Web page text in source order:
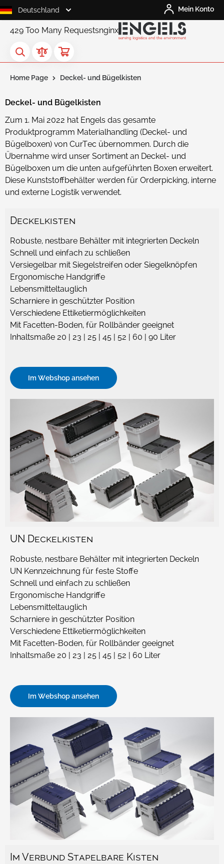
Skip to Content
Deutschland Mein Konto
429 Too Many Requestsnginx
Home Page Deckel- und Bügelkisten
Request
Deckel- und Bügelkisten
Zum 1. Mai 2022 hat Engels das gesamte
Produktprogramm Materialhandling (Deckel- und
Bügelboxen) von CurTec übernommen. Durch die
Übernahme wird unser Sortiment an Deckel- und
Bügelboxen um die unten aufgeführten Boxen erweitert.
Diese Kunststoffbehälter werden für Orderpicking, interne
und externe Logistik verwendet.
Deckelkisten
Robuste, nestbare Behälter mit integrierten Deckeln
Schnell und einfach zu schließen
Versiegelbar mit Siegelstreifen oder Siegelknöpfen
Ergonomische Handgriffe
Lebensmitteltauglich
Scharniere in geschützter Position
Verschiedene Ettiketiermöglichkeiten
Mit Facetten-Boden, für Rollbänder geeignet
Inhaltsmaße 20 | 23 | 25 | 45 | 52 | 60 | 90 Liter
Im Webshop ansehen
UN Deckelkisten
Robuste, nestbare Behälter mit integrierten Deckeln
UN Kennzeichnung für feste Stoffe
Schnell und einfach zu schließen
Ergonomische Handgriffe
Lebensmitteltauglich
Scharniere in geschützter Position
Verschiedene Ettiketiermöglichkeiten
Mit Facetten-Boden, für Rollbänder geeignet
Inhaltsmaße 20 | 23 | 25 | 45 | 52 | 60 Liter
Im Webshop ansehen
Im Verbund Stapelbare Kisten